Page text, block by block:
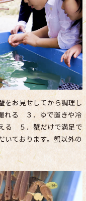
をお見せしてから調理し
れる ３．ゆで置きや冷
る ５．蟹だけで満足で
いております。蟹以外の